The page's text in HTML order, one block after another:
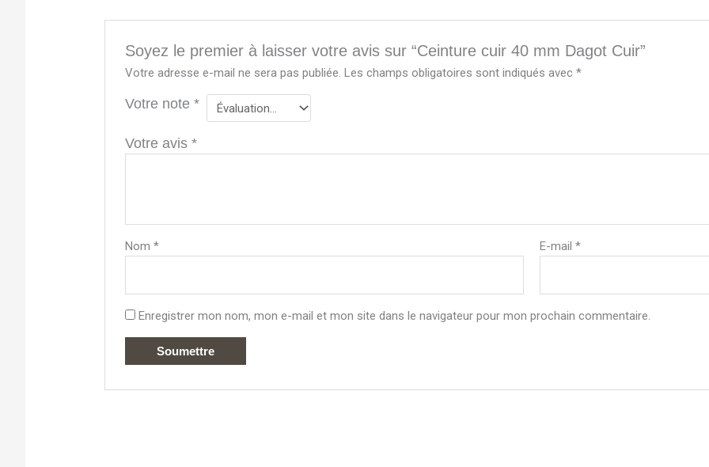
Soyez le premier à laisser votre avis sur “Ceinture cuir 40 mm Dagot Cuir”
Votre adresse e-mail ne sera pas publiée. Les champs obligatoires sont indiqués avec*
Votre note*
Votre avis*
Nom* E-mail*
Enregistrer mon nom, mon e-mail et mon site dans le navigateur pour mon prochain commentaire.